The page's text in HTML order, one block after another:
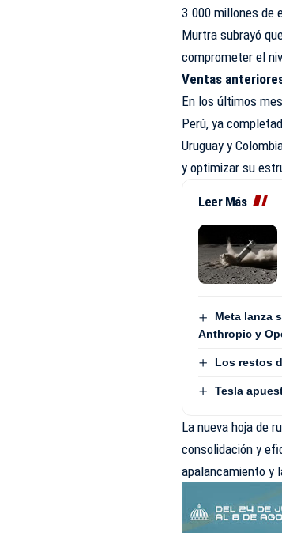
3.000 millones de
Murtra subrayó
comprometer el
Ventas
En los últimos
Perú, ya
Uruguay y
y optimizar su
Leer Más
Meta lanza
Anthropic y
Los restos
Tesla
La nueva hoja de
consolidación y
apalancamiento y